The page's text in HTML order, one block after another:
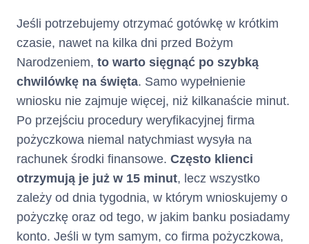
Jeśli potrzebujemy otrzymać gotówkę w krótkim
czasie, nawet na kilka dni przed Bożym
Narodzeniem, to warto sięgnąć po szybką
chwilówkę na święta. Samo wypełnienie
wniosku nie zajmuje więcej, niż kilkanaście minut.
Po przejściu procedury weryfikacyjnej firma
pożyczkowa niemal natychmiast wysyła na
rachunek środki finansowe. Często klienci
otrzymują je już w 15 minut, lecz wszystko
zależy od dnia tygodnia, w którym wnioskujemy o
pożyczkę oraz od tego, w jakim banku posiadamy
konto. Jeśli w tym samym, co firma pożyczkowa,